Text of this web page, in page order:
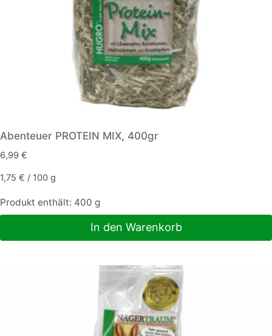
Abenteuer PROTEIN MIX, 400gr
6,99 €
1,75 € / 100 g
Produkt enthält: 400 g
In den Warenkorb